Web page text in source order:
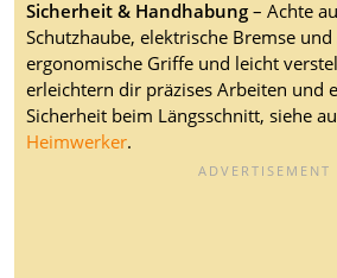
Sicherheit & Handhabung– Achte
Schutzhaube, elektrische Bremse und
ergonomische Griffe und leicht
erleichtern dir präzises Arbeiten und
Sicherheit beim Längsschnitt, siehe
Heimwerker.